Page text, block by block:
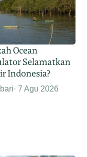
Ocean
Selamatkan
Indonesia?
7 Agu 2026